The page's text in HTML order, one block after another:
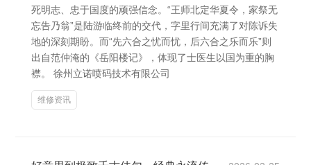
死明志、忠于国度的顽强信念。“王师北定华夏令，家祭无
忘告乃翁”是陆游临终前的交代，字里行间充满了对陈诉失
地的深刻期盼。而“先六合之忧而忧，后六合之乐而乐”则
出自范仲淹的《岳阳楼记》，体现了士医生以国为重的胸
襟。 徐州立诺喷码技术有限公司
维修资讯